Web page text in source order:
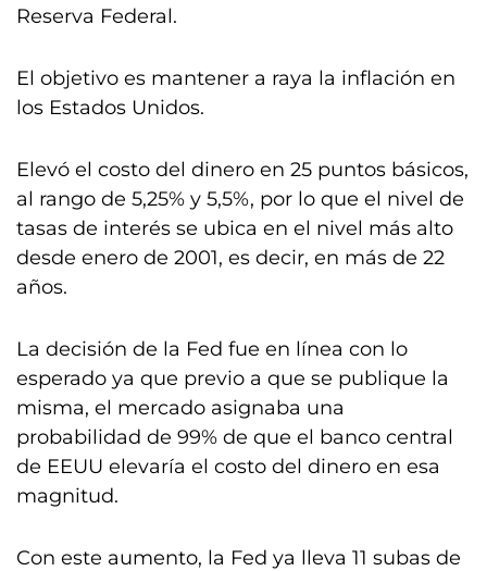
Reserva Federal.
El objetivo es mantener a raya la inflación en
los Estados Unidos.
Elevó el costo del dinero en 25 puntos básicos,
al rango de 5,25% y 5,5%, por lo que el nivel de
tasas de interés se ubica en el nivel más alto
desde enero de 2001, es decir, en más de 22
años.
La decisión de la Fed fue en línea con lo
esperado ya que previo a que se publique la
misma, el mercado asignaba una
probabilidad de 99% de que el banco central
de EEUU elevaría el costo del dinero en esa
magnitud.
Con este aumento, la Fed ya lleva 11 subas de